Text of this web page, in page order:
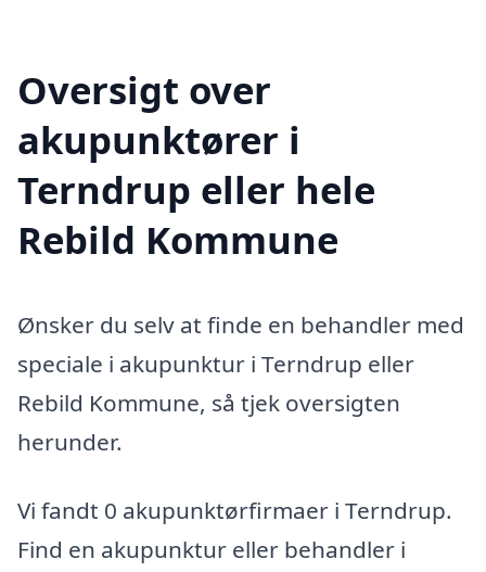
Oversigt over
akupunktører i
Terndrup eller hele
Rebild Kommune
Ønsker du selv at finde en behandler med
speciale i akupunktur i Terndrup eller
Rebild Kommune, så tjek oversigten
herunder.
Vi fandt 0 akupunktørfirmaer i Terndrup.
Find en akupunktur eller behandler i